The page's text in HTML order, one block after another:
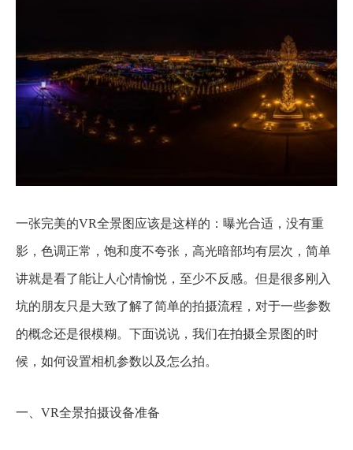
一张完美的VR全景图应该是这样的：曝光合适，没有重
影，色调正常，饱和度不夸张，高光暗部均有层次，简单
讲就是看了能让人心情愉悦，至少不反感。但是很多刚入
坑的朋友只是大致了解了简单的拍摄流程，对于一些参数
的概念还是很模糊。下面说说，我们在拍摄全景图的时
候，如何设置相机参数以及怎么拍。
一、VR全景拍摄设备准备